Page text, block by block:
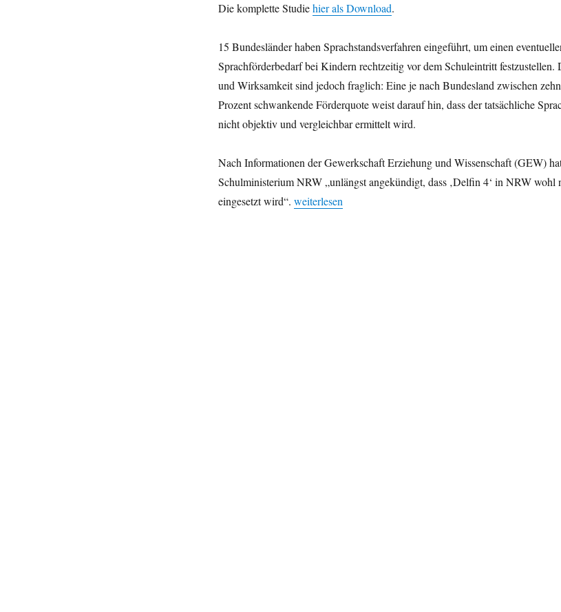
Die komplette Studiehier als Download.
15 Bundesländer haben Sprachstandsverfahren eingeführt, um einen
Sprachförderbedarf bei Kindern rechtzeitig vor dem Schuleintritt festzustellen.
und Wirksamkeit sind jedoch fraglich: Eine je nach Bundesland zwischen
Prozent schwankende Förderquote weist darauf hin, dass der tatsächliche
nicht objektiv und vergleichbar ermittelt wird.
Nach Informationen der Gewerkschaft Erziehung und Wissenschaft (GEW)
Schulministerium NRW „unlängst angekündigt, dass ‚Delfin 4‘ in NRW wohl
eingesetzt wird“. „Qualitative Mängel bei vorschulischen Sprachstandstests –
weiterlesen